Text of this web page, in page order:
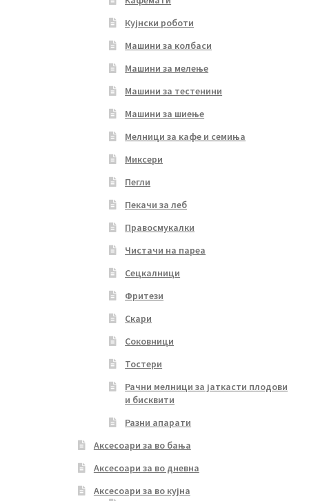
Кујнски роботи
Машини за колбаси
Машини за мелење
Машини за тестенини
Машини за шиење
Мелници за кафе и семиња
Миксери
Пегли
Пекачи за леб
Правосмукалки
Чистачи на пареа
Сецкалници
Фритези
Скари
Соковници
Тостери
Рачни мелници за јаткасти плодови
и бисквити
Разни апарати
Аксесоари за во бања
Аксесоари за во дневна
Аксесоари за во кујна